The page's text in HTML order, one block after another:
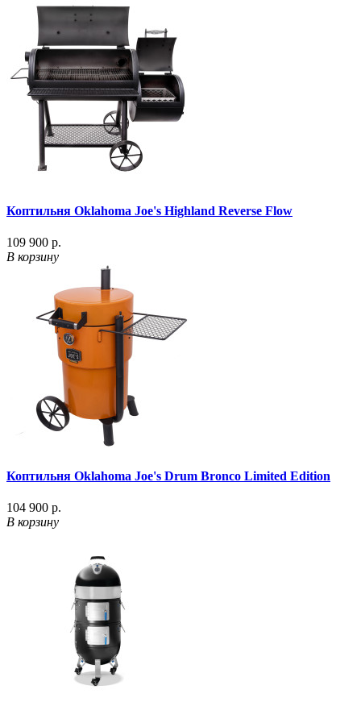
Коптильня Oklahoma Joe's Highland Reverse Flow
109 900 р.
В корзину
Коптильня Oklahoma Joe's Drum Bronco Limited Edition
104 900 р.
В корзину